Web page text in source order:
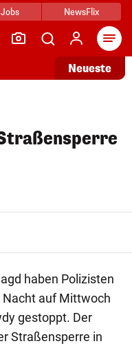
Jobs NewsFlix
Neueste
haben Polizisten
Nacht auf Mittwoch
gestoppt. Der
Straßensperre in